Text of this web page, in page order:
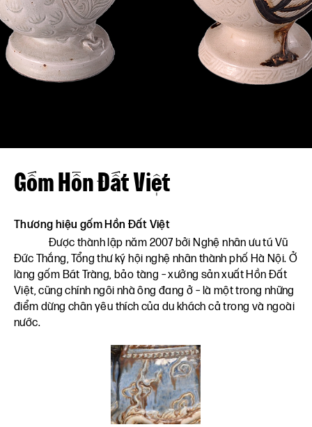
Tài trợ
Liên hệ
Gốm Hồn Đất Việt
Thương hiệu gốm Hồn Đất Việt
Được thành lập năm 2007 bởi Nghệ nhân ưu tú Vũ
Đức Thắng, Tổng thư ký hội nghệ nhân thành phố Hà Nội. Ở
làng gốm Bát Tràng, bảo tàng – xưởng sản xuất Hồn Đất
Việt, cũng chính ngôi nhà ông đang ở – là một trong những
điểm dừng chân yêu thích của du khách cả trong và ngoài
nước.